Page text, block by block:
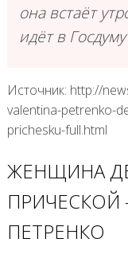
она встаёт
идёт в
Источник: http://
valentina-petrenko-
prichesku-full.html
ЖЕНЩИНА
ПЕТРЕНКО